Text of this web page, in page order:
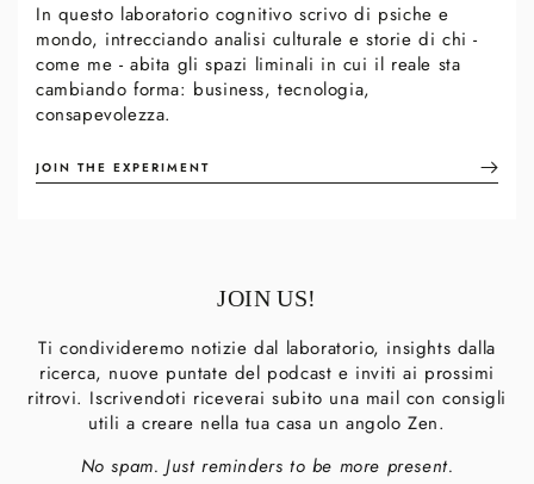
In questo laboratorio cognitivo scrivo di psiche e
mondo, intrecciando analisi culturale e storie di chi -
come me - abita gli spazi liminali in cui il reale sta
cambiando forma: business, tecnologia,
consapevolezza.
JOIN THE EXPERIMENT
JOIN US!
Ti condivideremo notizie dal laboratorio, insights dalla
ricerca, nuove puntate del podcast e inviti ai prossimi
ritrovi. Iscrivendoti riceverai subito una mail con consigli
utili a creare nella tua casa un angolo Zen.
No spam. Just reminders to be more present.